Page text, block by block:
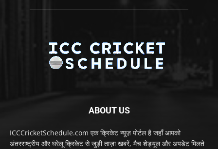
ABOUT US
ICCCricketSchedule.com एक क्रिकेट न्यूज़ पोर्टल है जहाँ आपको
अंतरराष्ट्रीय और घरेलू क्रिकेट से जुड़ी ताज़ा खबरें, मैच शेड्यूल और अपडेट मिलते